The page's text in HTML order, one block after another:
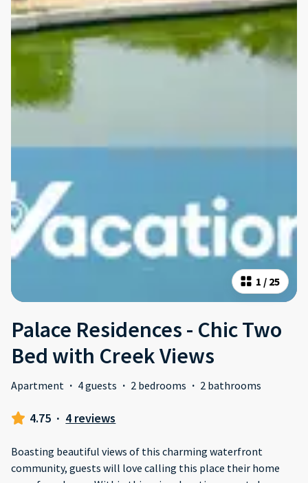
1 / 25
Palace Residences - Chic Two
Bed with Creek Views
Apartment · 4 guests · 2 bedrooms · 2 bathrooms
4.75 · 4 reviews
Boasting beautiful views of this charming waterfront
community, guests will love calling this place their home